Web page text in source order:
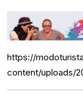
https://
content/uploads/